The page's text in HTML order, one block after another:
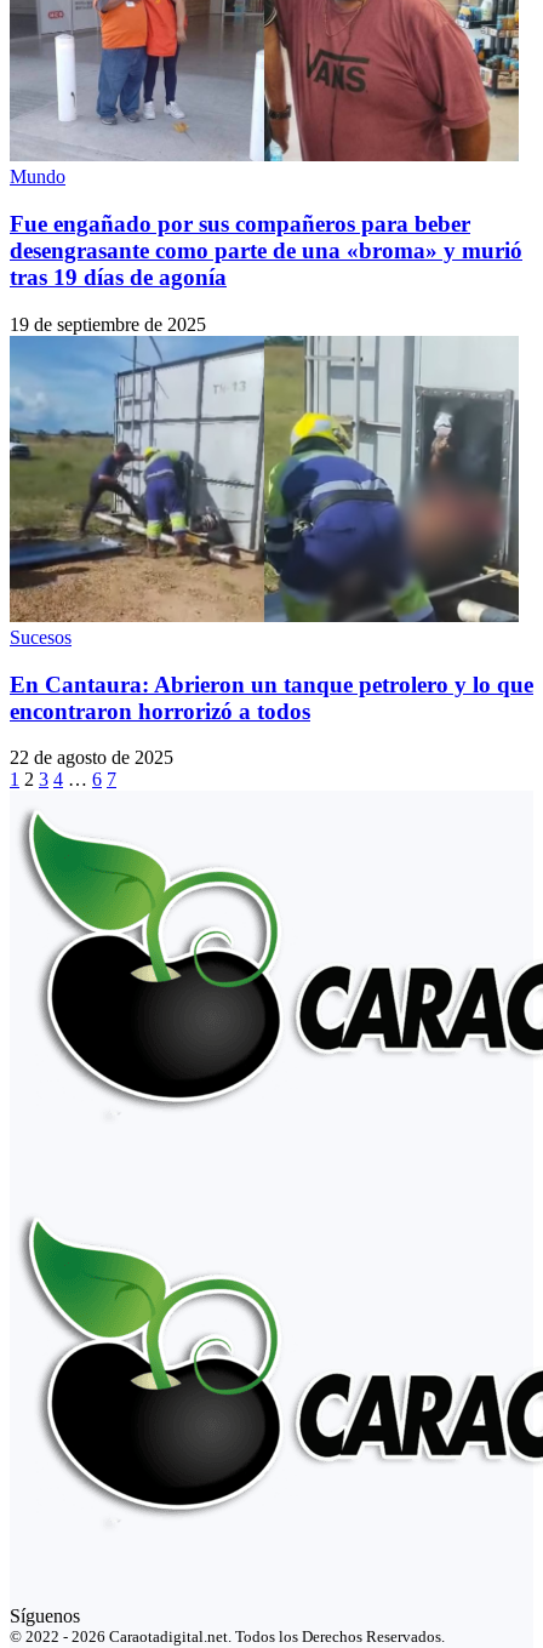
Mundo
Fue engañado por sus compañeros para beber
desengrasante como parte de una «broma» y murió
tras 19 días de agonía
19 de septiembre de 2025
Sucesos
En Cantaura: Abrieron un tanque petrolero y lo que
encontraron horrorizó a todos
22 de agosto de 2025
1 2 3 4 … 6 7
Síguenos
© 2022 - 2026 Caraotadigital.net. Todos los Derechos Reservados.